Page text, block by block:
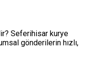
Seferihisar kurye
gönderilerin hızlı,